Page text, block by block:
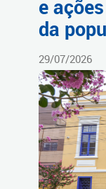
e
da
29/07/2026